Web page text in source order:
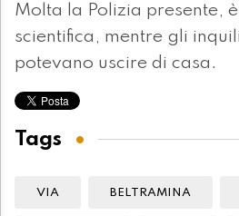
Molta la Polizia presente,
scientifica, mentre gli
potevano uscire di casa.
Tags
VIA BELTRAMINA